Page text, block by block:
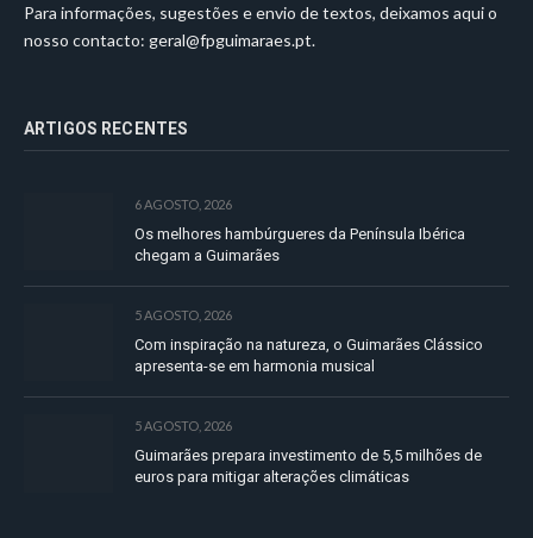
Para informações, sugestões e envio de textos, deixamos aqui o
nosso contacto: geral@fpguimaraes.pt.
ARTIGOS RECENTES
6 AGOSTO, 2026
Os melhores hambúrgueres da Península Ibérica
chegam a Guimarães
5 AGOSTO, 2026
Com inspiração na natureza, o Guimarães Clássico
apresenta-se em harmonia musical
5 AGOSTO, 2026
Guimarães prepara investimento de 5,5 milhões de
euros para mitigar alterações climáticas